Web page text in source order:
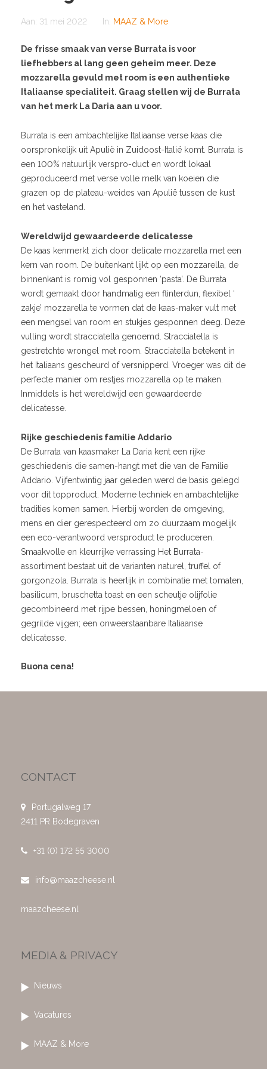
Aan: 31 mei 2022 In: MAAZ & More
De frisse smaak van verse Burrata is voor
liefhebbers al lang geen geheim meer. Deze
mozzarella gevuld met room is een authentieke
Italiaanse specialiteit. Graag stellen wij de Burrata
van het merk La Daria aan u voor.
Burrata is een ambachtelijke Italiaanse verse kaas die
oorspronkelijk uit Apulië in Zuidoost-Italië komt. Burrata is
een 100% natuurlijk verspro-duct en wordt lokaal
geproduceerd met verse volle melk van koeien die
grazen op de plateau-weides van Apulië tussen de kust
en het vasteland.
Wereldwijd gewaardeerde delicatesse
De kaas kenmerkt zich door delicate mozzarella met een
kern van room. De buitenkant lijkt op een mozzarella, de
binnenkant is romig vol gesponnen ‘pasta’. De Burrata
wordt gemaakt door handmatig een flinterdun, flexibel ‘
zakje’ mozzarella te vormen dat de kaas-maker vult met
een mengsel van room en stukjes gesponnen deeg. Deze
vulling wordt stracciatella genoemd. Stracciatella is
gestretchte wrongel met room. Stracciatella betekent in
het Italiaans gescheurd of versnipperd. Vroeger was dit de
perfecte manier om restjes mozzarella op te maken.
Inmiddels is het wereldwijd een gewaardeerde
delicatesse.
Rijke geschiedenis familie Addario
De Burrata van kaasmaker La Daria kent een rijke
geschiedenis die samen-hangt met die van de Familie
Addario. Vijfentwintig jaar geleden werd de basis gelegd
voor dit topproduct. Moderne techniek en ambachtelijke
tradities komen samen. Hierbij worden de omgeving,
mens en dier gerespecteerd om zo duurzaam mogelijk
een eco-verantwoord versproduct te produceren.
Smaakvolle en kleurrijke verrassing Het Burrata-
assortiment bestaat uit de varianten naturel, truffel of
gorgonzola. Burrata is heerlijk in combinatie met tomaten,
basilicum, bruschetta toast en een scheutje olijfolie
gecombineerd met rijpe bessen, honingmeloen of
gegrilde vijgen; een onweerstaanbare Italiaanse
delicatesse.
Buona cena!
CONTACT
Portugalweg 17
2411 PR Bodegraven
+31 (0) 172 55 3000
info@maazcheese.nl
maazcheese.nl
MEDIA & PRIVACY
Nieuws
Vacatures
MAAZ & More